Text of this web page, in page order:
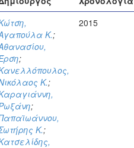
Κ.;
;
Κ.;
;
Κ.;
2015